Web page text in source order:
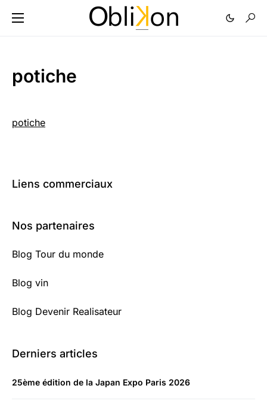
potiche
potiche
Liens commerciaux
Nos partenaires
Blog Tour du monde
Blog vin
Blog Devenir Realisateur
Derniers articles
25ème édition de la Japan Expo Paris 2026